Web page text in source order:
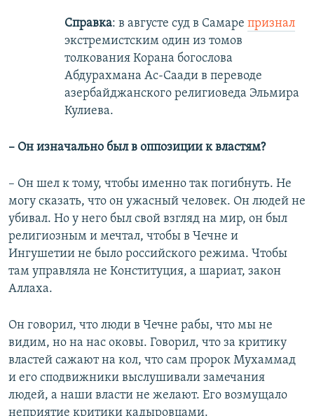
Справка: в августе суд в Самаре признал
экстремистским один из томов
толкования Корана богослова
Абдурахмана Ас-Саади в переводе
азербайджанского религиоведа Эльмира
Кулиева.
– Он изначально был в оппозиции к властям?
– Он шел к тому, чтобы именно так погибнуть. Не
могу сказать, что он ужасный человек. Он людей не
убивал. Но у него был свой взгляд на мир, он был
религиозным и мечтал, чтобы в Чечне и
Ингушетии не было российского режима. Чтобы
там управляла не Конституция, а шариат, закон
Аллаха.
Он говорил, что люди в Чечне рабы, что мы не
видим, но на нас оковы. Говорил, что за критику
властей сажают на кол, что сам пророк Мухаммад
и его сподвижники выслушивали замечания
людей, а наши власти не желают. Его возмущало
неприятие критики кадыровцами.